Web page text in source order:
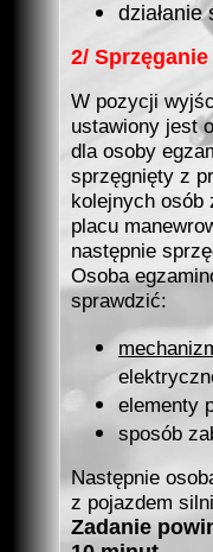
działanie
2/
W pozycji
ustawiony jest
dla osoby
sprzęgnięty z
kolejnych osób
placu
następnie
Osoba
sprawdzić:
elementy
sposób
Następnie
z pojazdem
Zadanie